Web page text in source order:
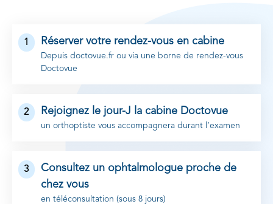
1 Réserver votre rendez-vous en cabine
Depuis doctovue.fr ou via une borne de rendez-vous
Doctovue
2 Rejoignez le jour-J la cabine Doctovue
un orthoptiste vous accompagnera durant l’examen
3
Consultez un ophtalmologue proche de
chez vous
en téléconsultation (sous 8 jours)